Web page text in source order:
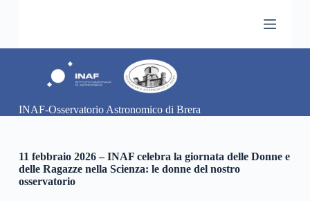
t
o
u
INAF-Osservatorio Astronomico di Brera
11 febbraio 2026 – INAF celebra la giornata delle Donne e
delle Ragazze nella Scienza: le donne del nostro
osservatorio